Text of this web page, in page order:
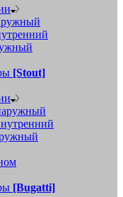
[Stout]
[Bugatti]